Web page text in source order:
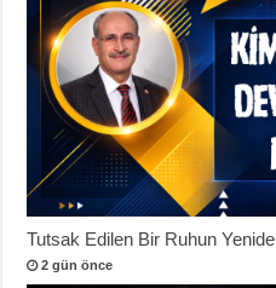
Tutsak Edilen Bir Ruhun
2 gün önce